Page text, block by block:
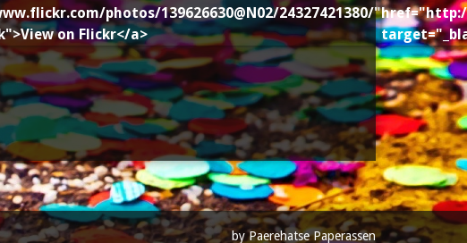
by Paerehatse Paperassen